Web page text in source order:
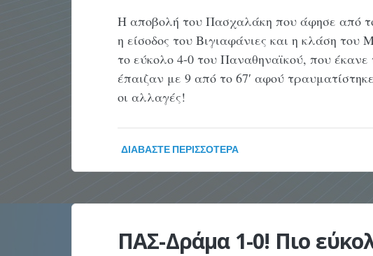
Η αποβολή του Πασχαλάκη που άφησε από
η είσοδος του Βιγιαφάνιες και η κλάση του
το εύκολο 4-0 του Παναθηναϊκού, που έκανε
έπαιζαν με 9 από το 67′ αφού
οι αλλαγές!
ΔΙΑΒΆΣΤΕ ΠΕΡΙΣΣΌΤΕΡΑ
ΠΑΣ-Δράμα 1-0! Πιο